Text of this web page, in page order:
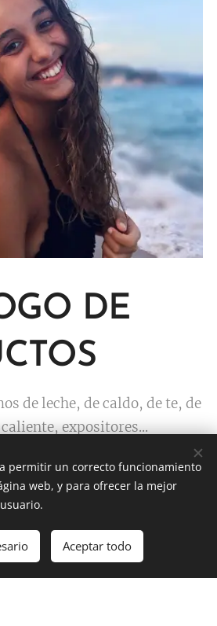
DE
de leche, de caldo, de te, de
expositores...
CATÁLOGO
permitir un correcto funcionamiento
web, y para ofrecer la mejor
Aceptar todo